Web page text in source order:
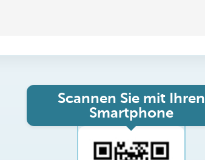
Scannen Sie mit Ihren
Smartphone